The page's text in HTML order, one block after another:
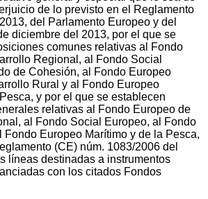
de lo previsto en el Reglamento
del Parlamento Europeo y del
diciembre del 2013, por el que se
comunes relativas al Fondo
Regional, al Fondo Social
de Cohesión, al Fondo Europeo
Rural y al Fondo Europeo
y por el que se establecen
relativas al Fondo Europeo de
al Fondo Social Europeo, al Fondo
Fondo Europeo Marítimo y de la Pesca,
(CE) núm. 1083/2006 del
líneas destinadas a instrumentos
con los citados Fondos